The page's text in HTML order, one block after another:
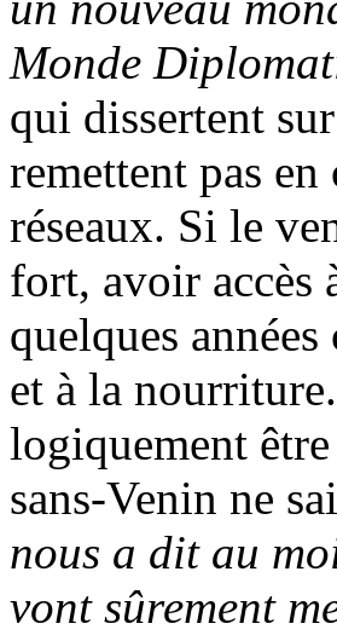
Monde
qui dissertent
remettent pas en
réseaux. Si le
fort, avoir accès
quelques années
et à la
logiquement
sans-Venin ne
nous a dit au
vont sûrement